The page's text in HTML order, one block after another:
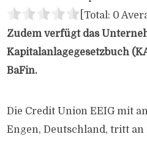
[Total: 0
Zudem verfügt das
Kapitalanlagegesetzbuch
BaFin.
Die Credit Union EEIG mit
Engen, Deutschland, tritt